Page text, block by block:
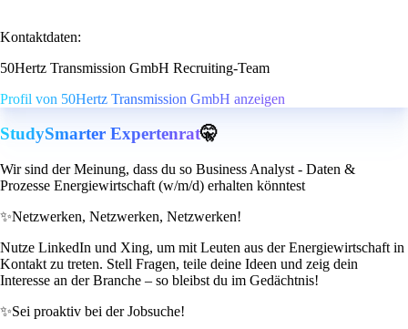
Kontaktdaten:
50Hertz Transmission GmbH Recruiting-Team
Profil von 50Hertz Transmission GmbH anzeigen
StudySmarter Expertenrat🤫
Wir sind der Meinung, dass du so Business Analyst - Daten &
Prozesse Energiewirtschaft (w/m/d) erhalten könntest
✨Netzwerken, Netzwerken, Netzwerken!
Nutze LinkedIn und Xing, um mit Leuten aus der Energiewirtschaft in
Kontakt zu treten. Stell Fragen, teile deine Ideen und zeig dein
Interesse an der Branche – so bleibst du im Gedächtnis!
✨Sei proaktiv bei der Jobsuche!